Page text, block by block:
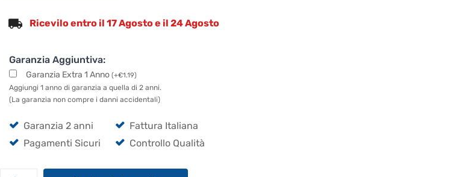
Ricevilo entro il 17 Agosto e il 24 Agosto
Garanzia Aggiuntiva:
Garanzia Extra 1 Anno (+€1.19)
Aggiungi 1 anno di garanzia a quella di 2 anni.
(La garanzia non compre i danni accidentali)
Garanzia 2 anni
Fattura Italiana
Pagamenti Sicuri
Controllo Qualità